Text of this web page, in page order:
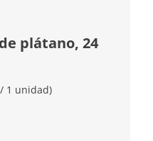
1 unidad)